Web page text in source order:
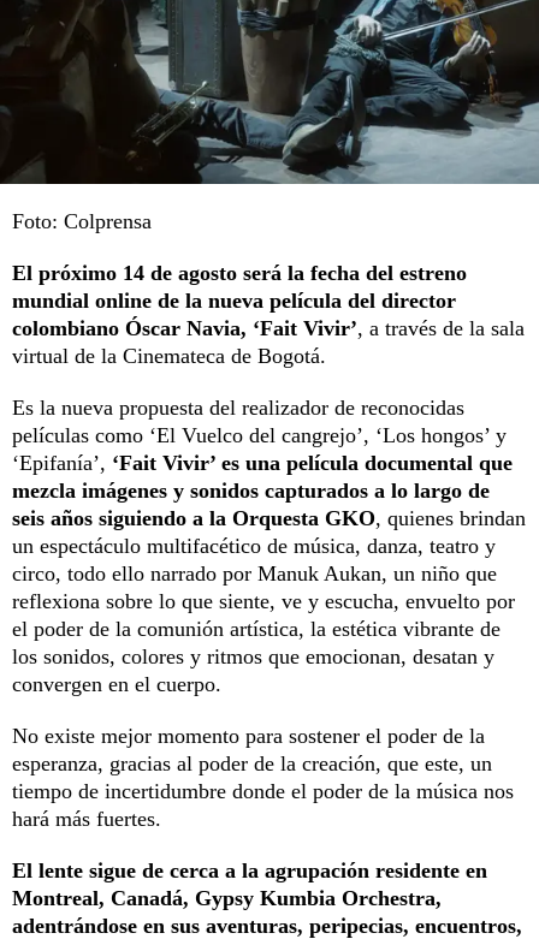
Foto: Colprensa
El próximo 14 de agosto será la fecha del estreno
mundial online de la nueva película del director
colombiano Óscar Navia, ‘Fait Vivir’, a través de la sala
virtual de la Cinemateca de Bogotá.
Es la nueva propuesta del realizador de reconocidas
películas como ‘El Vuelco del cangrejo’, ‘Los hongos’ y
‘Epifanía’, ‘Fait Vivir’ es una película documental que
mezcla imágenes y sonidos capturados a lo largo de
seis años siguiendo a la Orquesta GKO, quienes brindan
un espectáculo multifacético de música, danza, teatro y
circo, todo ello narrado por Manuk Aukan, un niño que
reflexiona sobre lo que siente, ve y escucha, envuelto por
el poder de la comunión artística, la estética vibrante de
los sonidos, colores y ritmos que emocionan, desatan y
convergen en el cuerpo.
No existe mejor momento para sostener el poder de la
esperanza, gracias al poder de la creación, que este, un
tiempo de incertidumbre donde el poder de la música nos
hará más fuertes.
El lente sigue de cerca a la agrupación residente en
Montreal, Canadá, Gypsy Kumbia Orchestra,
adentrándose en sus aventuras, peripecias, encuentros,